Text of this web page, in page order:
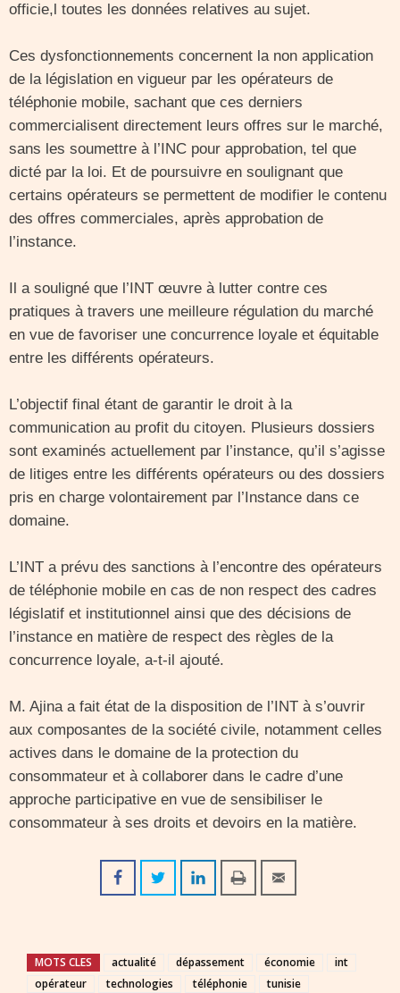
officie,l toutes les données relatives au sujet.
Ces dysfonctionnements concernent la non application
de la législation en vigueur par les opérateurs de
téléphonie mobile, sachant que ces derniers
commercialisent directement leurs offres sur le marché,
sans les soumettre à l’INC pour approbation, tel que
dicté par la loi. Et de poursuivre en soulignant que
certains opérateurs se permettent de modifier le contenu
des offres commerciales, après approbation de
l’instance.
Il a souligné que l’INT œuvre à lutter contre ces
pratiques à travers une meilleure régulation du marché
en vue de favoriser une concurrence loyale et équitable
entre les différents opérateurs.
L’objectif final étant de garantir le droit à la
communication au profit du citoyen. Plusieurs dossiers
sont examinés actuellement par l’instance, qu’il s’agisse
de litiges entre les différents opérateurs ou des dossiers
pris en charge volontairement par l’Instance dans ce
domaine.
L’INT a prévu des sanctions à l’encontre des opérateurs
de téléphonie mobile en cas de non respect des cadres
législatif et institutionnel ainsi que des décisions de
l’instance en matière de respect des règles de la
concurrence loyale, a-t-il ajouté.
M. Ajina a fait état de la disposition de l’INT à s’ouvrir
aux composantes de la société civile, notamment celles
actives dans le domaine de la protection du
consommateur et à collaborer dans le cadre d’une
approche participative en vue de sensibiliser le
consommateur à ses droits et devoirs en la matière.
MOTS CLES actualité dépassement économie
int
opérateur
technologies téléphonie
tunisie